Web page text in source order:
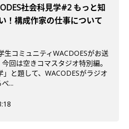
社会科見学#2 もっと知
！構成作家の仕事について
生コミュニティWACDOESがお送
回は空きコマスタジオ特別編。
」と題して、WACODESがラジオ
...